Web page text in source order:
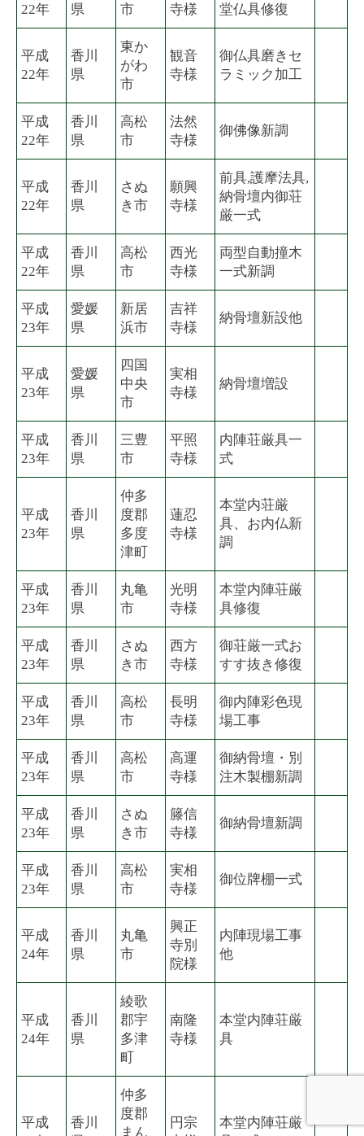
22年
県
市
寺様
堂仏具修復
平成
22年
香川
県
東か
がわ
市
観音
寺様
御仏具磨きセ
ラミック加工
平成
22年
香川
県
高松
市
法然
寺様
御佛像新調
平成
22年
香川
県
さぬ
き市
願興
寺様
前具,護摩法具,
納骨壇内御荘
厳一式
平成
22年
香川
県
高松
市
西光
寺様
両型自動撞木
一式新調
平成
23年
愛媛
県
新居
浜市
吉祥
寺様
納骨壇新設他
平成
23年
愛媛
県
四国
中央
市
実相
寺様
納骨壇増設
平成
23年
香川
県
三豊
市
平照
寺様
内陣荘厳具一
式
平成
23年
香川
県
仲多
度郡
多度
津町
蓮忍
寺様
本堂内荘厳
具、お内仏新
調
平成
23年
香川
県
丸亀
市
光明
寺様
本堂内陣荘厳
具修復
平成
23年
香川
県
さぬ
き市
西方
寺様
御荘厳一式お
すす抜き修復
平成
23年
香川
県
高松
市
長明
寺様
御内陣彩色現
場工事
平成
23年
香川
県
高松
市
高運
寺様
御納骨壇・別
注木製棚新調
平成
23年
香川
県
さぬ
き市
籐信
寺様
御納骨壇新調
平成
23年
香川
県
高松
市
実相
寺様
御位牌棚一式
平成
24年
香川
県
丸亀
市
興正
寺別
院様
内陣現場工事
他
平成
24年
香川
県
綾歌
郡宇
多津
町
南隆
寺様
本堂内陣荘厳
具
平成
香川
仲多
度郡
まん
円宗
本堂内陣荘厳